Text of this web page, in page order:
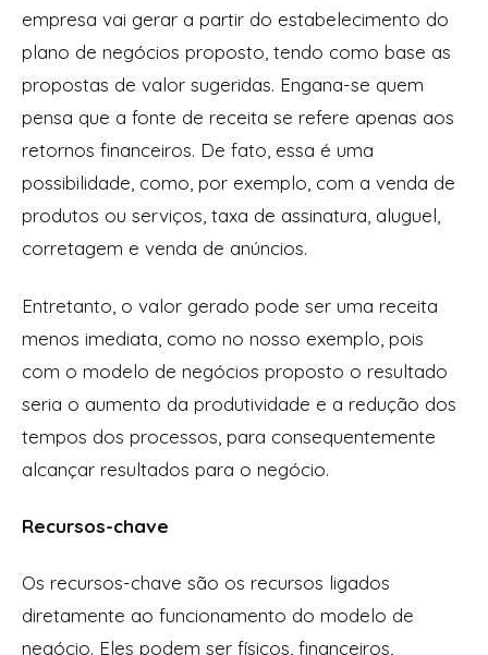
empresa vai gerar a partir do estabelecimento do
plano de negócios proposto, tendo como base as
propostas de valor sugeridas. Engana-se quem
pensa que a fonte de receita se refere apenas aos
retornos financeiros. De fato, essa é uma
possibilidade, como, por exemplo, com a venda de
produtos ou serviços, taxa de assinatura, aluguel,
corretagem e venda de anúncios.
Entretanto, o valor gerado pode ser uma receita
menos imediata, como no nosso exemplo, pois
com o modelo de negócios proposto o resultado
seria o aumento da produtividade e a redução dos
tempos dos processos, para consequentemente
alcançar resultados para o negócio.
Recursos-chave
Os recursos-chave são os recursos ligados
diretamente ao funcionamento do modelo de
negócio. Eles podem ser físicos, financeiros,